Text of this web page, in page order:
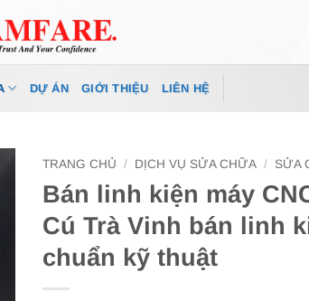
DỰ ÁN GIỚI THIỆU LIÊN HỆ
TRANG CHỦ / DỊCH VỤ SỬA CHỮA / SỬA
Bán linh kiện máy
Cú Trà Vinh bán linh
chuẩn kỹ thuật